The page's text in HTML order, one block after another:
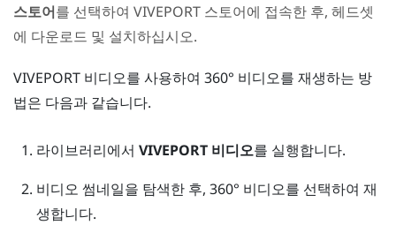
스토어를 선택하여 VIVEPORT 스토어에 접속한 후, 헤드셋
에 다운로드 및 설치하십시오.
VIVEPORT 비디오를 사용하여 360° 비디오를 재생하는 방
법은 다음과 같습니다.
라이브러리에서 VIVEPORT 비디오를 실행합니다.
비디오 썸네일을 탐색한 후, 360° 비디오를 선택하여 재
생합니다.